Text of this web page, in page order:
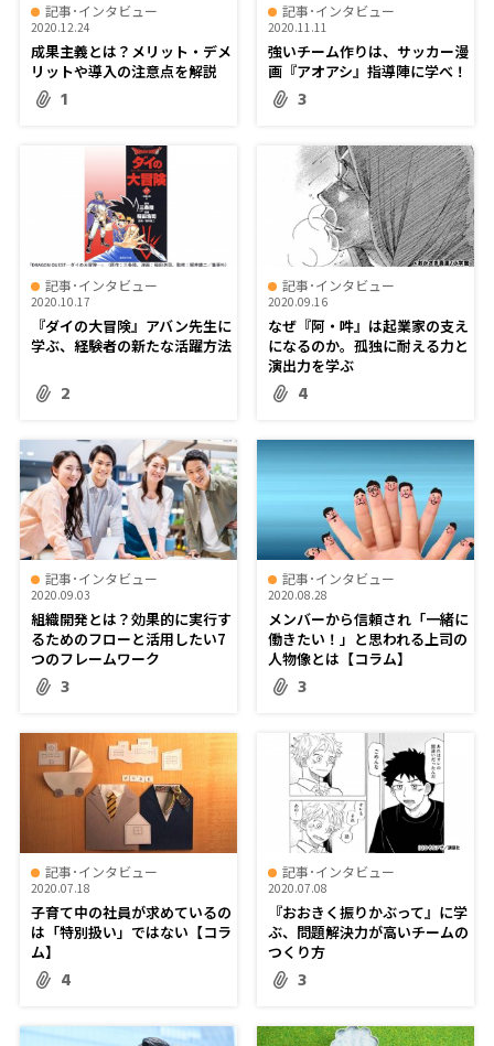
記事･インタビュー
2020.12.24
成果主義とは？メリット・デメ
リットや導入の注意点を解説
1
記事･インタビュー
2020.11.11
強いチーム作りは、サッカー漫
画『アオアシ』指導陣に学べ！
3
記事･インタビュー
2020.10.17
『ダイの大冒険』アバン先生に
学ぶ、経験者の新たな活躍方法
2
記事･インタビュー
2020.09.16
なぜ『阿・吽』は起業家の支え
になるのか。孤独に耐える力と
演出力を学ぶ
4
記事･インタビュー
2020.09.03
組織開発とは？効果的に実行す
るためのフローと活用したい7
つのフレームワーク
3
記事･インタビュー
2020.08.28
メンバーから信頼され「一緒に
働きたい！」と思われる上司の
人物像とは【コラム】
3
記事･インタビュー
2020.07.18
子育て中の社員が求めているの
は「特別扱い」ではない【コラ
ム】
4
記事･インタビュー
2020.07.08
『おおきく振りかぶって』に学
ぶ、問題解決力が高いチームの
つくり方
3